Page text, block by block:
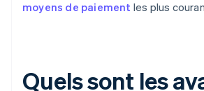
moyens de paiement les plus
Quels sont les